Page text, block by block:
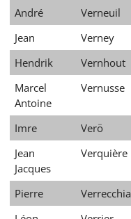
André
Verneuil
Jean
Verney
Hendrik
Vernhout
Marcel
Antoine
Vernusse
Imre Verö
Jean
Jacques
Verquière
Pierre Verrecchia